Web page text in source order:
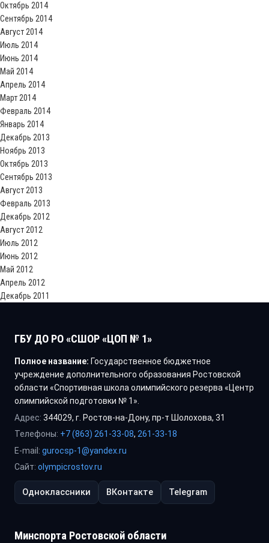
Октябрь 2014
Сентябрь 2014
Август 2014
Июль 2014
Июнь 2014
Май 2014
Апрель 2014
Март 2014
Февраль 2014
Январь 2014
Декабрь 2013
Ноябрь 2013
Октябрь 2013
Сентябрь 2013
Август 2013
Февраль 2013
Декабрь 2012
Август 2012
Июль 2012
Июнь 2012
Май 2012
Апрель 2012
Декабрь 2011
ГБУ ДО РО «СШОР «ЦОП № 1»
Полное название: Государственное бюджетное
учреждение дополнительного образования Ростовской
области «Спортивная школа олимпийского резерва «Центр
олимпийской подготовки № 1».
Адрес: 344029, г. Ростов-на-Дону, пр-т Шолохова, 31
Телефоны: +7 (863) 261-33-08, 261-33-18
E-mail: gurocsp-1@yandex.ru
Сайт: olympicrostov.ru
Одноклассники ВКонтакте Telegram
Минспорта Ростовской области